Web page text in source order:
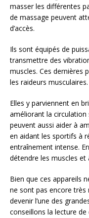
masser les différentes
de massage peuvent
d’accès.
Ils sont équipés de
transmettre des
muscles. Ces dernières
les raideurs musculaires.
Elles y parviennent en
améliorant la circulation
peuvent aussi aider à
en aidant les sportifs à
entraînement intense.
détendre les muscles
Bien que ces appareils
ne sont pas encore
devenir l’une des
conseillons la lecture